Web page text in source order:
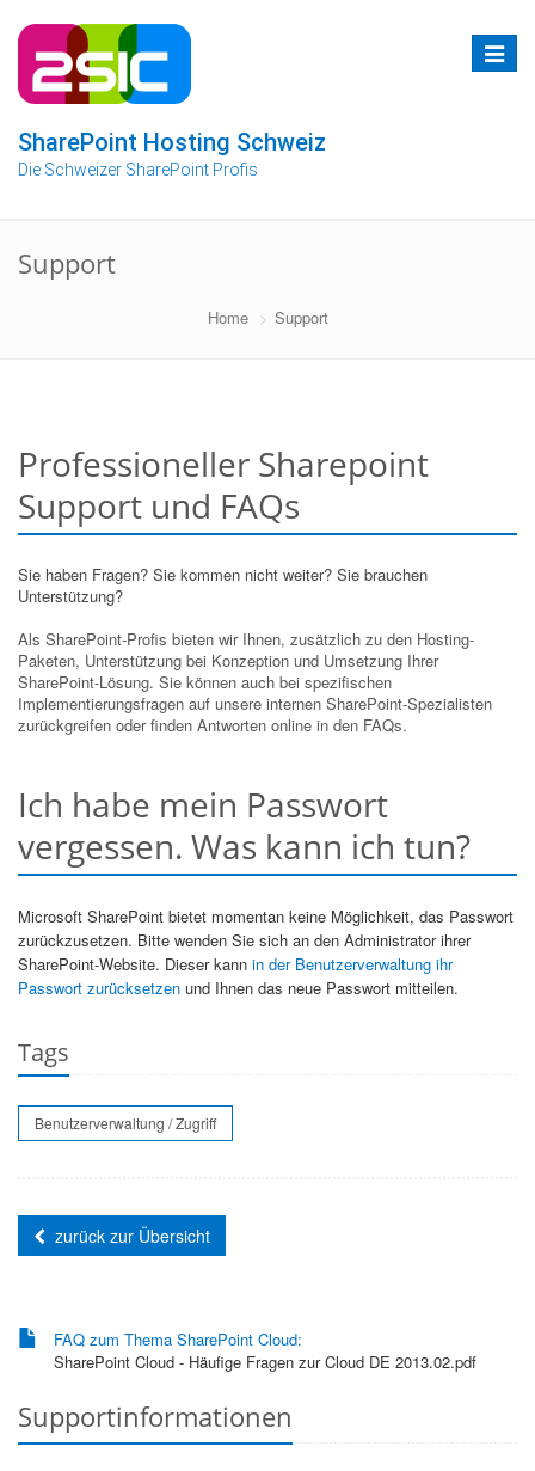
Inhalt
springen
Toggle
SharePoint Hosting Schweiz
Die Schweizer SharePoint Profis
Support
Home Support
Professioneller Sharepoint
Support und FAQs
Sie haben Fragen? Sie kommen nicht weiter? Sie brauchen
Unterstützung?
Als SharePoint-Profis bieten wir Ihnen, zusätzlich zu den Hosting-
Paketen, Unterstützung bei Konzeption und Umsetzung Ihrer
SharePoint-Lösung. Sie können auch bei spezifischen
Implementierungsfragen auf unsere internen SharePoint-Spezialisten
zurückgreifen oder finden Antworten online in den FAQs.
Ich habe mein Passwort
vergessen. Was kann ich tun?
Microsoft SharePoint bietet momentan keine Möglichkeit, das Passwort
zurückzusetzen. Bitte wenden Sie sich an den Administrator ihrer
SharePoint-Website. Dieser kann in der Benutzerverwaltung ihr
Passwort zurücksetzen und Ihnen das neue Passwort mitteilen.
Tags
Benutzerverwaltung / Zugriff
zurück zur Übersicht
FAQ zum Thema SharePoint Cloud:
SharePoint Cloud - Häufige Fragen zur Cloud DE 2013.02.pdf
Supportinformationen